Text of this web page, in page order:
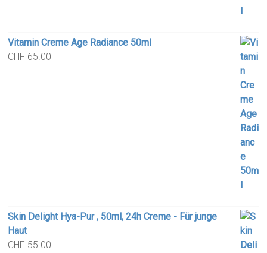
Vitamin Creme Age Radiance 50ml
CHF 65.00
Skin Delight Hya-Pur , 50ml, 24h Creme - Für junge
Haut
CHF 55.00